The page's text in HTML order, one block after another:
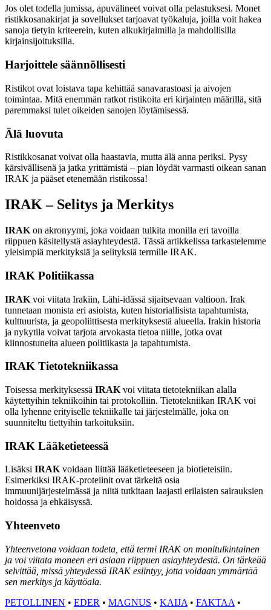
Jos olet todella jumissa, apuvälineet voivat olla pelastuksesi. Monet
ristikkosanakirjat ja sovellukset tarjoavat työkaluja, joilla voit hakea
sanoja tietyin kriteerein, kuten alkukirjaimilla ja mahdollisilla
kirjainsijoituksilla.
Harjoittele säännöllisesti
Ristikot ovat loistava tapa kehittää sanavarastoasi ja aivojen
toimintaa. Mitä enemmän ratkot ristikoita eri kirjainten määrillä, sitä
paremmaksi tulet oikeiden sanojen löytämisessä.
Älä luovuta
Ristikkosanat voivat olla haastavia, mutta älä anna periksi. Pysy
kärsivällisenä ja jatka yrittämistä – pian löydät varmasti oikean sanan
IRAK ja pääset etenemään ristikossa!
IRAK – Selitys ja Merkitys
IRAK on akronyymi, joka voidaan tulkita monilla eri tavoilla
riippuen käsitellystä asiayhteydestä. Tässä artikkelissa tarkastelemme
yleisimpiä merkityksiä ja selityksiä termille IRAK.
IRAK Politiikassa
IRAK voi viitata Irakiin, Lähi-idässä sijaitsevaan valtioon. Irak
tunnetaan monista eri asioista, kuten historiallisista tapahtumista,
kulttuurista, ja geopoliittisesta merkityksestä alueella. Irakin historia
ja nykytila voivat tarjota arvokasta tietoa niille, jotka ovat
kiinnostuneita alueen politiikasta ja tapahtumista.
IRAK Tietotekniikassa
Toisessa merkityksessä IRAK voi viitata tietotekniikan alalla
käytettyihin tekniikoihin tai protokolliin. Tietotekniikan IRAK voi
olla lyhenne erityiselle tekniikalle tai järjestelmälle, joka on
suunniteltu tiettyihin tarkoituksiin.
IRAK Lääketieteessä
Lisäksi IRAKvoidaan liittää lääketieteeseen ja biotieteisiin.
Esimerkiksi IRAK-proteiinit ovat tärkeitä osia
immuunijärjestelmässä ja niitä tutkitaan laajasti erilaisten sairauksien
hoidossa ja ehkäisyssä.
Yhteenveto
Yhteenvetona voidaan todeta, että termi IRAK on monitulkintainen
ja voi viitata moneen eri asiaan riippuen asiayhteydestä. On tärkeää
selvittää, missä yhteydessä IRAK esiintyy, jotta voidaan ymmärtää
sen merkitys ja käyttöala.
PETOLLINEN • EDER • MAGNUS • KAIJA • FAKTAA •